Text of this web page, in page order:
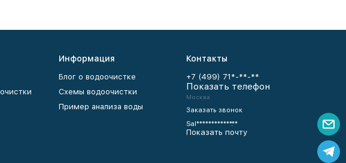
Информация
Блог о водоочистке
Схемы водоочистки
Пример анализа воды
Контакты
+7 (499) 71*-**-**
Показать телефон
Москва
Заказать звонок
Sal************.**
Показать почту